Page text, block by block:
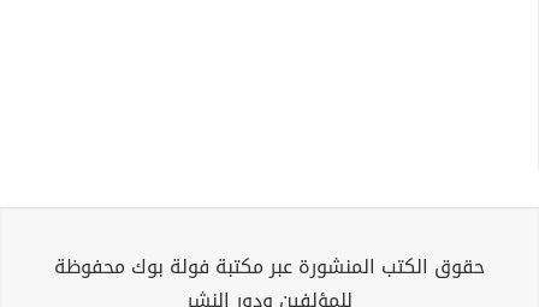
حقوق الكتب المنشورة عبر مكتبة فولة بوك محفوظة